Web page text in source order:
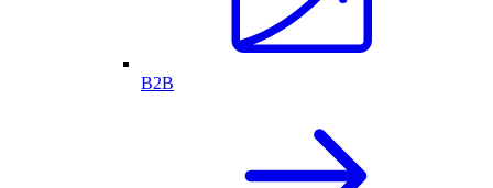
B2B